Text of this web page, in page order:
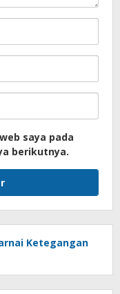
saya pada
berikutnya.
Ketegangan